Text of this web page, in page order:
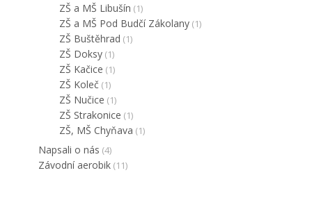
ZŠ a MŠ Libušín (1)
ZŠ a MŠ Pod Budčí Zákolany (1)
ZŠ Buštěhrad (1)
ZŠ Doksy (1)
ZŠ Kačice (1)
ZŠ Koleč (1)
ZŠ Nučice (1)
ZŠ Strakonice (1)
ZŠ, MŠ Chyňava (1)
Napsali o nás (4)
Závodní aerobik (11)